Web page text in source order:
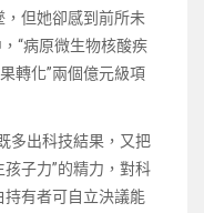
，但她卻感到前所未
“病原微生物核酸疾
轉化”兩個億元級項
多出科技結果，又把
子力”的精力，對科
有者可自立決議能